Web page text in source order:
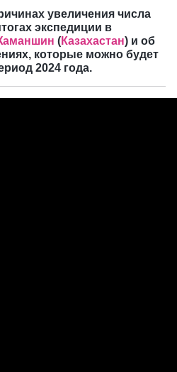
увеличения числа
экспедиции в
(Казахастан) и об
которые можно будет
2024 года.